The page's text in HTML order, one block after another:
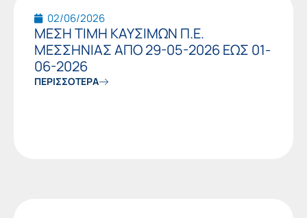
02/06/2026
ΜΕΣΗ ΤΙΜΗ ΚΑΥΣΙΜΩΝ Π.Ε.
ΜΕΣΣΗΝΙΑΣ ΑΠΟ 29-05-2026 ΕΩΣ 01-
06-2026
ΠΕΡΙΣΣΟΤΕΡΑ